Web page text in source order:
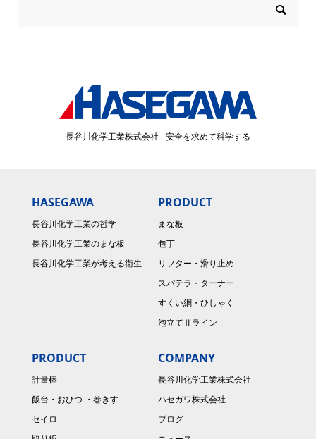
長谷川化学工業株式会社 - 安全を求めて科学する
HASEGAWA
長谷川化学工業の哲学
長谷川化学工業のまな板
長谷川化学工業が考える衛生
PRODUCT
まな板
包丁
リフター・滑り止め
スパテラ・ターナー
すくい網・ひしゃく
泡立てⅡライン
PRODUCT
計量棒
飯台・おひつ ・巻きす
セイロ
COMPANY
長谷川化学工業株式会社
ハセガワ株式会社
ブログ